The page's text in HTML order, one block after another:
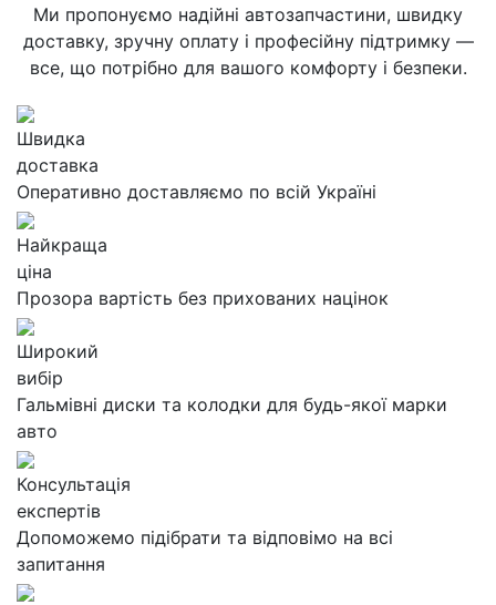
Ми пропонуємо надійні автозапчастини, швидку
доставку, зручну оплату і професійну підтримку —
все, що потрібно для вашого комфорту і безпеки.
Швидка
доставка
Оперативно доставляємо по всій Україні
Найкраща
ціна
Прозора вартість без прихованих націнок
Широкий
вибір
Гальмівні диски та колодки для будь-якої марки
авто
Консультація
експертів
Допоможемо підібрати та відповімо на всі
запитання